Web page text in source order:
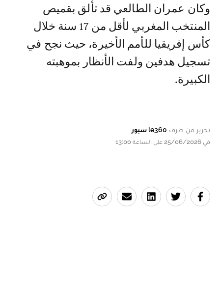
وكان عمران الطالعي قد تألق بقميص
المنتخب المغربي لأقل من 17 سنة خلال
كأس إفريقيا للأمم الأخيرة، حيث نجح في
تسجيل هدفين ولفت الأنظار بموهبته
الكبيرة.
تحرير من طرف le360 سبور
في 25/06/2026 على الساعة 13:00